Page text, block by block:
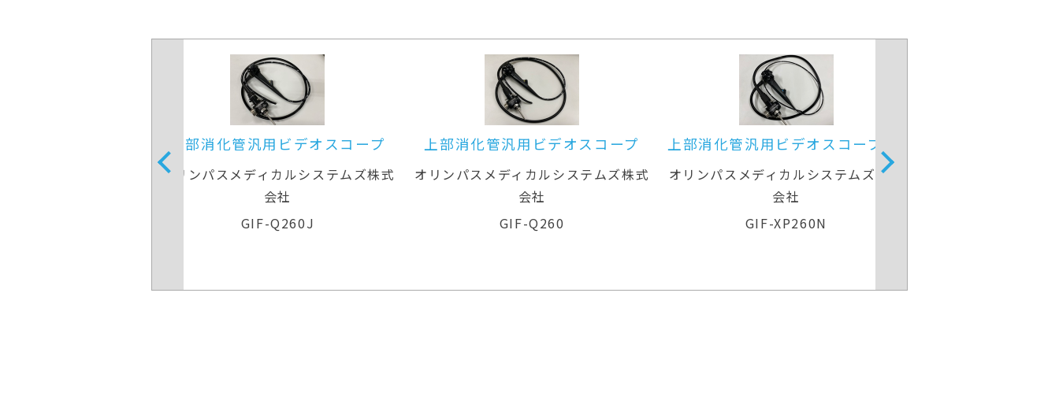
上部消化管汎用ビデオスコープ
オリンパスメディカルシステムズ株式
会社
GIF-Q260
上部消化管汎用ビデオスコープ(径
鼻対応)
オリンパスメディカルシステムズ株式
会社
GIF-XP260N
上部消化管汎用ビデオスコープ
オリンパスメディカルシステムズ株式
会社
GIF-H260